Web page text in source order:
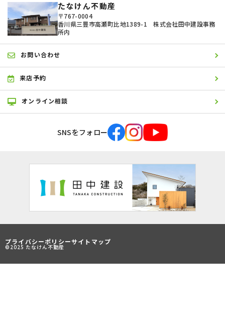
たなけん不動産
〒767-0004
香川県三豊市高瀬町比地1389-1 株式会社田中建設事務
所内
お問い合わせ
来店予約
オンライン相談
SNSをフォロー
プライバシーポリシーサイトマップ
©2025 たなけん不動産